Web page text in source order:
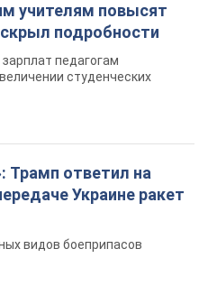
учителям повысят
подробности
педагогам
студенческих
ответил на
Украине ракет
видов боеприпасов